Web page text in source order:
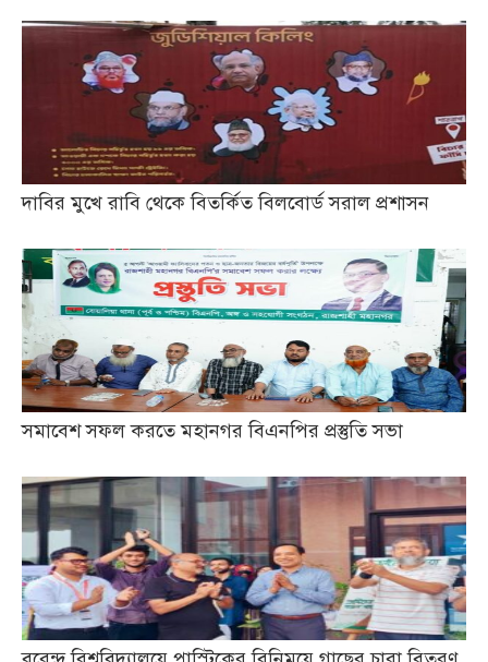
দাবির মুখে রাবি থেকে বিতর্কিত বিলবোর্ড সরাল প্রশাসন
সমাবেশ সফল করতে মহানগর বিএনপির প্রস্তুতি সভা